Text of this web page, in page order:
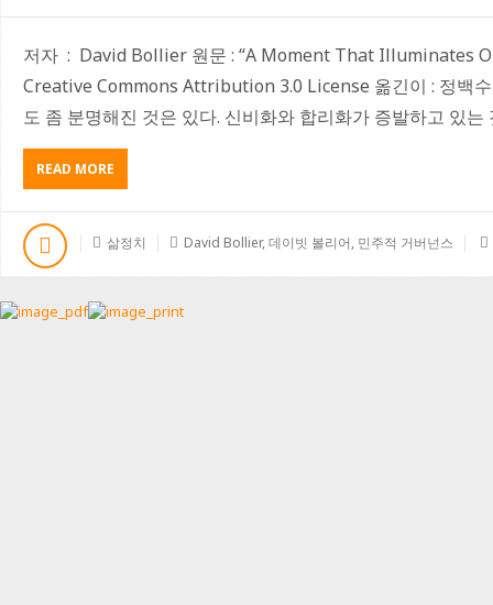
에
한
비
저자 : David Bollier 원문 : “A Moment That Illuminates
Creative Commons Attribution 3.0 License 옮긴이 : 정백
도 좀 분명해진 것은 있다. 신비화와 합리화가 증발하고 있는
READ MORE
미
국
선
결
에
삶정치 David Bollier,데이빗 볼리어, 민주적 거버넌스